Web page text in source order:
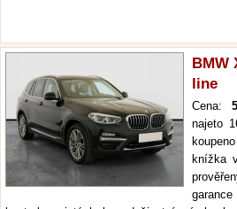
BMW
line
Cena:
najeto
knížka